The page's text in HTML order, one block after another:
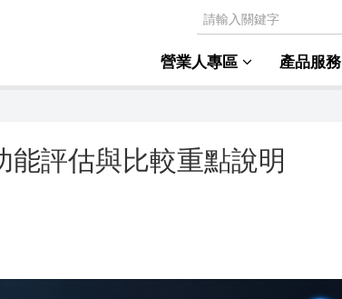
營業人專區 產品服務
能評估與比較重點說明